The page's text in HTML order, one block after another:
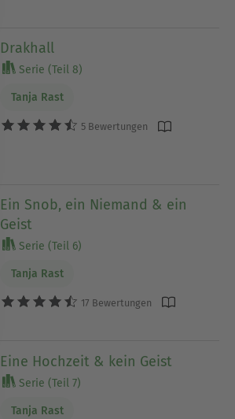
Drakhall
Serie (Teil 8)
Tanja Rast
5 Bewertungen
Ein Snob, ein Niemand & ein
Geist
Serie (Teil 6)
Tanja Rast
17 Bewertungen
Eine Hochzeit & kein Geist
Serie (Teil 7)
Tanja Rast